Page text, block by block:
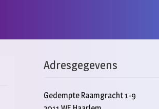
Adresgegevens
Gedempte Raamgracht 1-9